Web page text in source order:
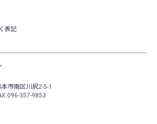
表記
市南区川尻2-5-1
357-9853